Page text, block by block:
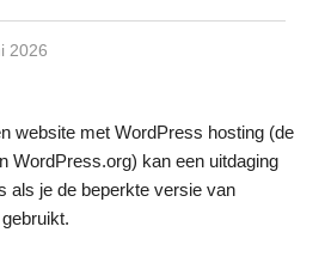
2026
website met WordPress hosting (de
WordPress.org) kan een uitdaging
als je de beperkte versie van